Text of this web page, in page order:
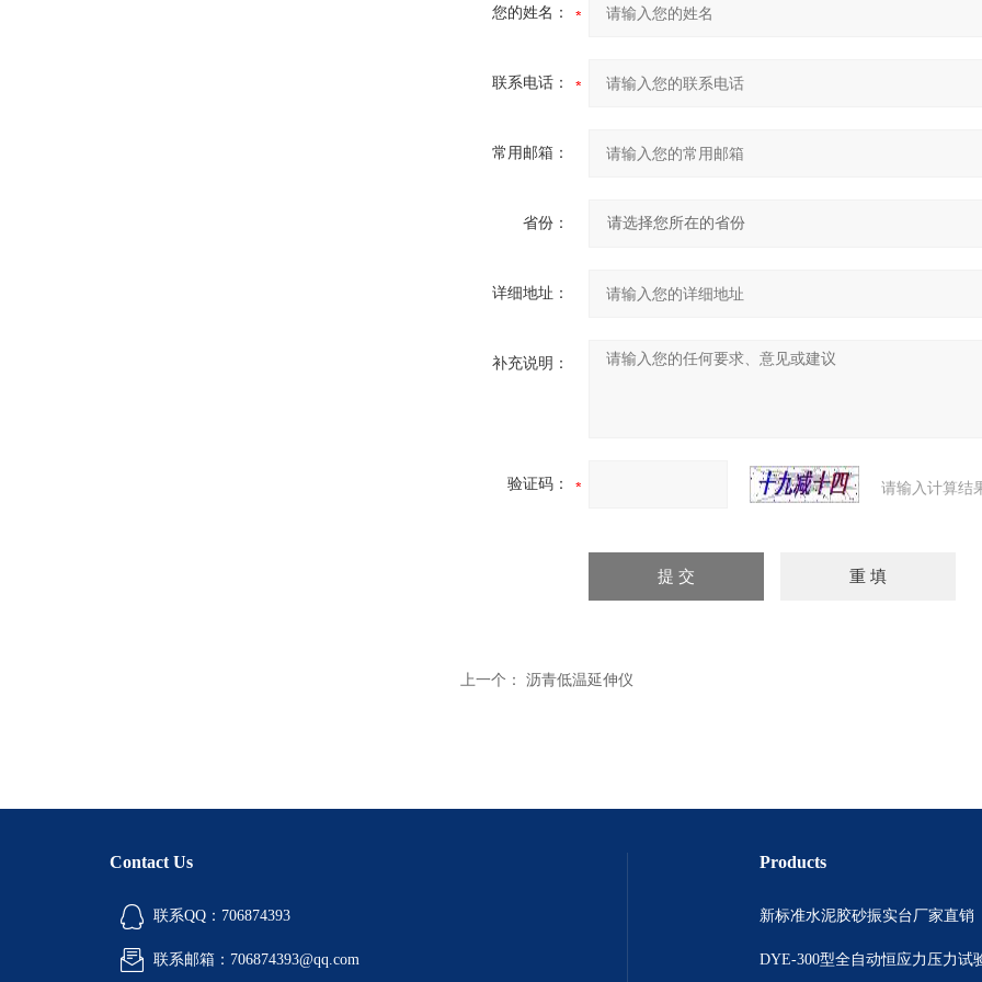
您的姓名：
联系电话：
常用邮箱：
省份：
详细地址：
补充说明：
验证码： 请输入计算结
上一个： 沥青低温延伸仪
Contact Us
联系QQ：706874393
联系邮箱：706874393@qq.com
Products
新标准水泥胶砂振实台厂家直销
DYE-300型全自动恒应力压力试